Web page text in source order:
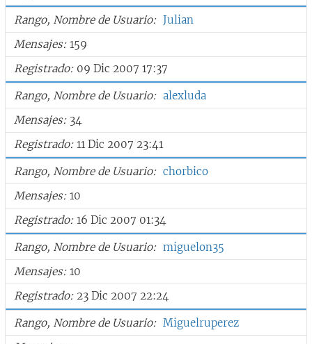
Rango, Nombre de Usuario
Julian
Mensajes 159
Registrado 09 Dic 2007 17:37
Rango, Nombre de Usuario
alexluda
Mensajes 34
Registrado 11 Dic 2007 23:41
Rango, Nombre de Usuario
chorbico
Mensajes 10
Registrado 16 Dic 2007 01:34
Rango, Nombre de Usuario
miguelon35
Mensajes 10
Registrado 23 Dic 2007 22:24
Rango, Nombre de Usuario
Miguelruperez